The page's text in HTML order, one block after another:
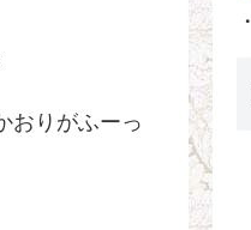
おりがふーっ
・